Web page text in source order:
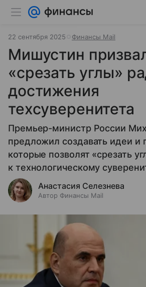
22 сентября 2025 Финансы Mail
Мишустин
«срезать углы»
достижения
техсуверенитета
Премьер-министр России
предложил создавать идеи и
которые позволят «срезать
к технологическому
Анастасия Селезнева
Автор Финансы Mail